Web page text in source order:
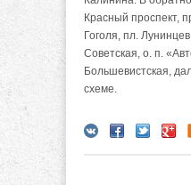
Красный проспект,
Гоголя, пл.
Советская, о. п.
Большевистская,
схеме.